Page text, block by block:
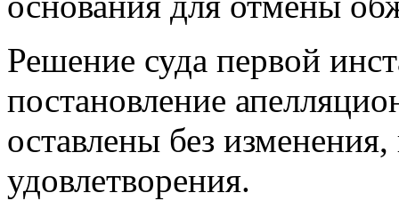
Решение суда первой
постановление
оставлены без
удовлетворения.